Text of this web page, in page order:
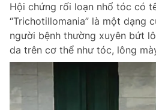
Hội chứng rối loạn nhổ tóc có
“Trichotillomania” là một dạng
người bệnh thường xuyên bứt
da trên cơ thể như tóc, lông